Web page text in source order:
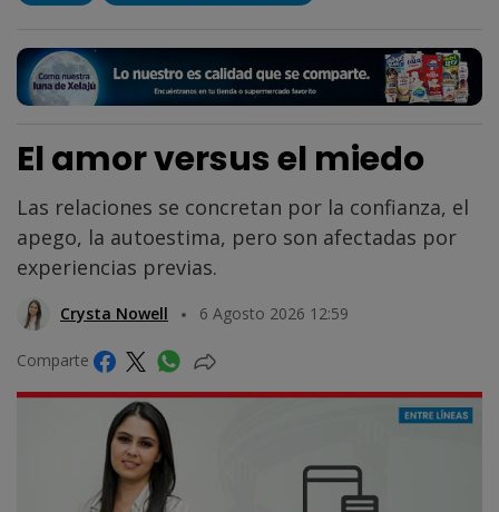
El amor versus el miedo
Las relaciones se concretan por la confianza, el
apego, la autoestima, pero son afectadas por
experiencias previas.
Crysta Nowell 6 Agosto 2026 12:59
Comparte